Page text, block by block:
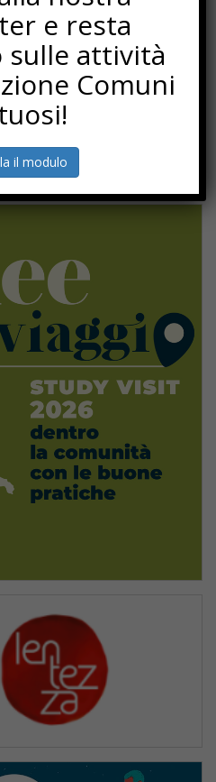
e resta
sulle attività
Comuni
il modulo